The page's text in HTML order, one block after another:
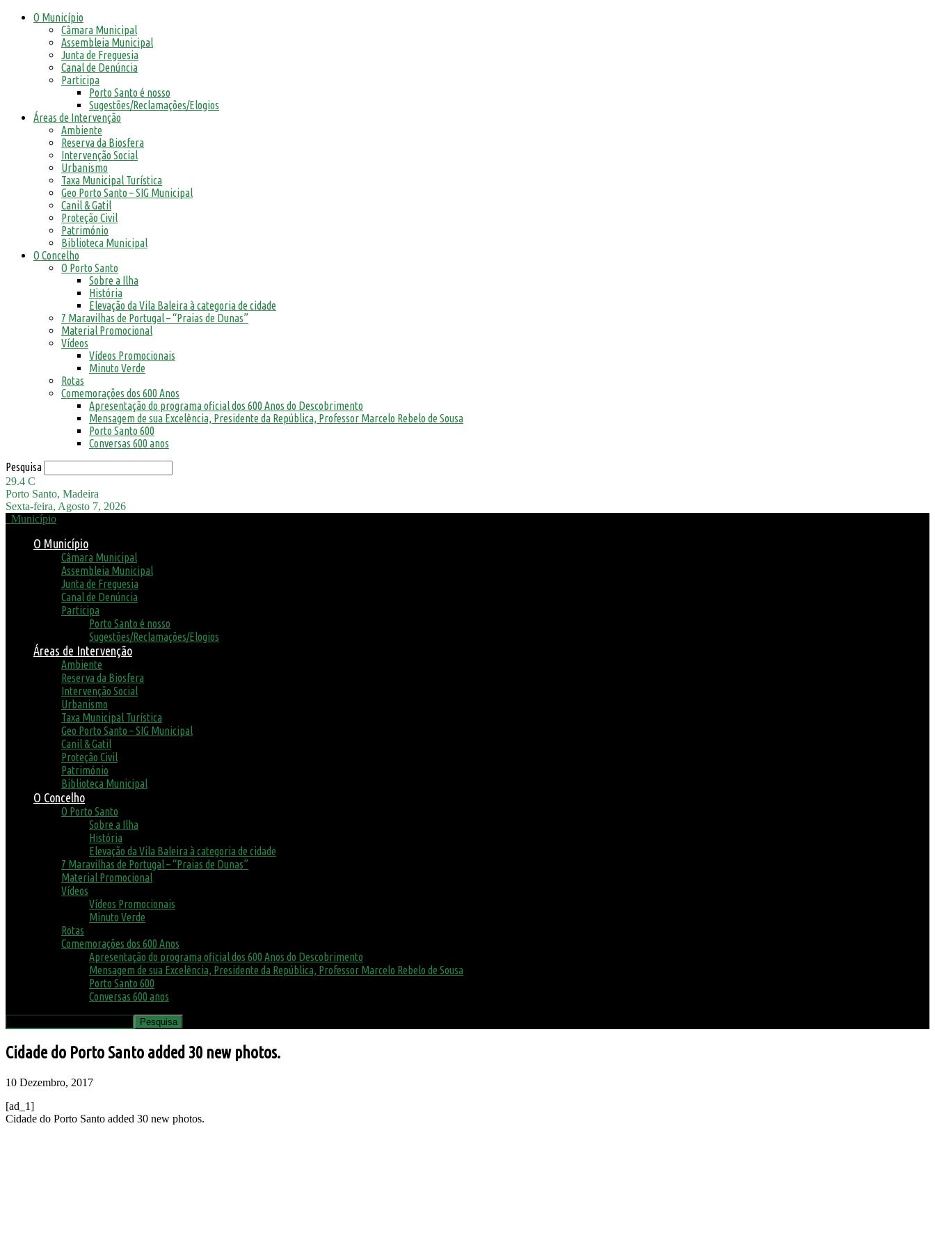
O Município
Câmara Municipal
Assembleia Municipal
Junta de Freguesia
Canal de Denúncia
Participa
Porto Santo é nosso
Sugestões/Reclamações/Elogios
Áreas de Intervenção
Ambiente
Reserva da Biosfera
Intervenção Social
Urbanismo
Taxa Municipal Turística
Geo Porto Santo – SIG Municipal
Canil & Gatil
Proteção Civil
Património
Biblioteca Municipal
O Concelho
O Porto Santo
Sobre a Ilha
História
Elevação da Vila Baleira à categoria de cidade
7 Maravilhas de Portugal – “Praias de Dunas”
Material Promocional
Vídeos
Vídeos Promocionais
Minuto Verde
Rotas
Comemorações dos 600 Anos
Apresentação do programa oficial dos 600 Anos do Descobrimento
Mensagem de sua Excelência, Presidente da República, Professor Marcelo Rebelo de Sousa
Porto Santo 600
Conversas 600 anos
Pesquisa
29.4 C
Porto Santo, Madeira
Sexta-feira, Agosto 7, 2026
Município
O Município
Câmara Municipal
Assembleia Municipal
Junta de Freguesia
Canal de Denúncia
Participa
Porto Santo é nosso
Sugestões/Reclamações/Elogios
Áreas de Intervenção
Ambiente
Reserva da Biosfera
Intervenção Social
Urbanismo
Taxa Municipal Turística
Geo Porto Santo – SIG Municipal
Canil & Gatil
Proteção Civil
Património
Biblioteca Municipal
O Concelho
O Porto Santo
Sobre a Ilha
História
Elevação da Vila Baleira à categoria de cidade
7 Maravilhas de Portugal – “Praias de Dunas”
Material Promocional
Vídeos
Vídeos Promocionais
Minuto Verde
Rotas
Comemorações dos 600 Anos
Apresentação do programa oficial dos 600 Anos do Descobrimento
Mensagem de sua Excelência, Presidente da República, Professor Marcelo Rebelo de Sousa
Porto Santo 600
Conversas 600 anos
Cidade do Porto Santo added 30 new photos.
10 Dezembro, 2017
[ad_1]
Cidade do Porto Santo added 30 new photos.